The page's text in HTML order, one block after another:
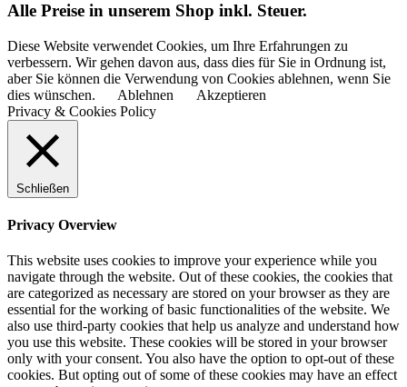
Alle Preise in unserem Shop inkl. Steuer.
Diese Website verwendet Cookies, um Ihre Erfahrungen zu
verbessern. Wir gehen davon aus, dass dies für Sie in Ordnung ist,
aber Sie können die Verwendung von Cookies ablehnen, wenn Sie
dies wünschen.
Ablehnen
Akzeptieren
Privacy & Cookies Policy
Schließen
Privacy Overview
This website uses cookies to improve your experience while you
navigate through the website. Out of these cookies, the cookies that
are categorized as necessary are stored on your browser as they are
essential for the working of basic functionalities of the website. We
also use third-party cookies that help us analyze and understand how
you use this website. These cookies will be stored in your browser
only with your consent. You also have the option to opt-out of these
cookies. But opting out of some of these cookies may have an effect